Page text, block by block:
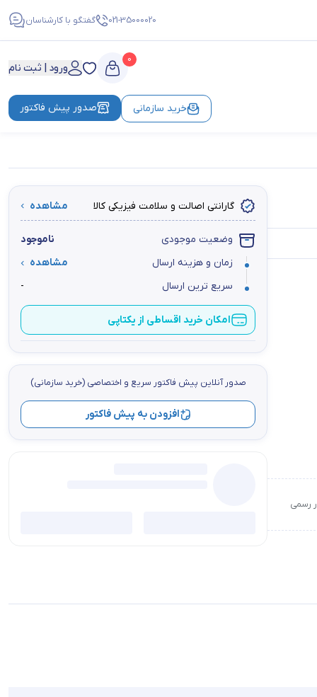
021-35000020 گفتگو با کارشناسان
0
ورود | ثبت نام
خرید سازمانی صدور پیش فاکتور
رسمی
گارانتی اصالت و سلامت فیزیکی کالا مشاهده
وضعیت موجودی
ناموجود
زمان و هزینه ارسال
مشاهده
سریع ترین ارسال
-
امکان خرید اقساطی از یکتاپی
صدور آنلاین پيش فاكتور سریع و اختصاصي (خرید سازمانی)
افزودن به پیش فاکتور